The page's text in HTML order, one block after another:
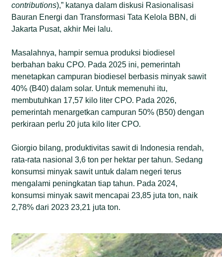
contributions),” katanya dalam diskusi Rasionalisasi
Bauran Energi dan Transformasi Tata Kelola BBN, di
Jakarta Pusat, akhir Mei lalu.
Masalahnya, hampir semua produksi biodiesel
berbahan baku CPO. Pada 2025 ini, pemerintah
menetapkan campuran biodiesel berbasis minyak sawit
40% (B40) dalam solar. Untuk memenuhi itu,
membutuhkan 17,57 kilo liter CPO. Pada 2026,
pemerintah menargetkan campuran 50% (B50) dengan
perkiraan perlu 20 juta kilo liter CPO.
Giorgio bilang, produktivitas sawit di Indonesia rendah,
rata-rata nasional 3,6 ton per hektar per tahun. Sedang
konsumsi minyak sawit untuk dalam negeri terus
mengalami peningkatan tiap tahun. Pada 2024,
konsumsi minyak sawit mencapai 23,85 juta ton, naik
2,78% dari 2023 23,21 juta ton.